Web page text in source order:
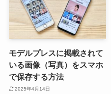
モデルプレスに掲載されて
いる画像（写真）をスマホ
で保存する方法
2025年4月14日